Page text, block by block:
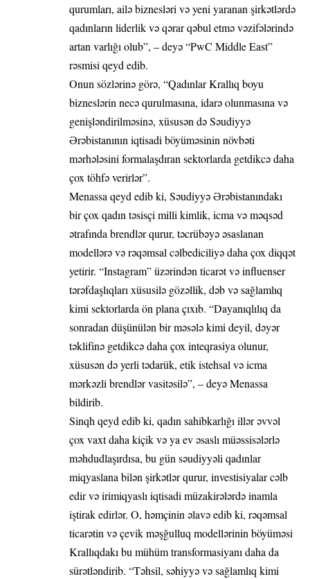
qurumları, ailə biznesləri və yeni yaranan şirkətlərdə
qadınların liderlik və qərar qəbul etmə vəzifələrində
artan varlığı olub”, – deyə “PwC Middle East”
rəsmisi qeyd edib.
Onun sözlərinə görə, “Qadınlar Krallıq boyu
bizneslərin necə qurulmasına, idarə olunmasına və
genişləndirilməsinə, xüsusən də Səudiyyə
Ərəbistanının iqtisadi böyüməsinin növbəti
mərhələsini formalaşdıran sektorlarda getdikcə daha
çox töhfə verirlər”.
Menassa qeyd edib ki, Səudiyyə Ərəbistanındakı
bir çox qadın təsisçi milli kimlik, icma və məqsəd
ətrafında brendlər qurur, təcrübəyə əsaslanan
modellərə və rəqəmsal cəlbediciliyə daha çox diqqət
yetirir. “Instagram” üzərindən ticarət və influenser
tərəfdaşlıqları xüsusilə gözəllik, dəb və sağlamlıq
kimi sektorlarda ön plana çıxıb. “Dayanıqlılıq da
sonradan düşünülən bir məsələ kimi deyil, dəyər
təklifinə getdikcə daha çox inteqrasiya olunur,
xüsusən də yerli tədarük, etik istehsal və icma
mərkəzli brendlər vasitəsilə”, – deyə Menassa
bildirib.
Sinqh qeyd edib ki, qadın sahibkarlığı illər əvvəl
çox vaxt daha kiçik və ya ev əsaslı müəssisələrlə
məhdudlaşırdısa, bu gün səudiyyəli qadınlar
miqyaslana bilən şirkətlər qurur, investisiyalar cəlb
edir və irimiqyaslı iqtisadi müzakirələrdə inamla
iştirak edirlər. O, həmçinin əlavə edib ki, rəqəmsal
ticarətin və çevik məşğulluq modellərinin böyüməsi
Krallıqdakı bu mühüm transformasiyanı daha da
sürətləndirib. “Təhsil, səhiyyə və sağlamlıq kimi